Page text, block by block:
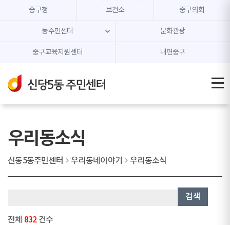
본문 내용 바로가기
주메뉴 바로가기
중구청 보건소 중구의회
동주민센터 문화관광
중구교육지원센터 내편중구
우리동소식
신동5동주민센터 우리동네이야기 우리동소식
검색
전체 832건수